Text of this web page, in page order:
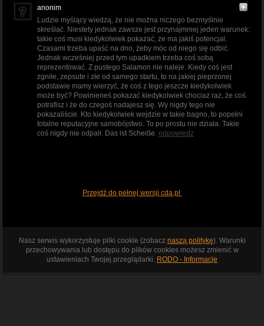
anonim
Ludzie myślący wiedzą, że nie można niczego bezmyślnie
skreślać. Niestety jednak zawsze jest przynajmniej jeden warunek:
takie coś musi kiedykolwiek pokazać, że ma jakiś potencjał.
Czasami trzeba upaść na dno, żeby móc od niego się odbić.
Jednak wcześniej przed tym upadkiem trzeba coś sobą
reprezentować. Z pustego Salamon nie naleje. Kiedy coś jest
zgniłe, zepsute i złe od samego startu, to na jakiej pieprzonej
podstawie mamy wierzyć, że coś z tego jeszcze kiedykolwiek
może być? Powinieneś pokazać kiedykolwiek chociaż raz, że coś
potrafisz i że do czegoś nadajesz się. Wy nigdy tego nie
pokazaliście. Kto kiedykolwiek wejdzie w takie bagno, to popełni
totalne reputacyjne samobójstwo. To po prostu nie działa. Takie
coś nigdy nie odpali. Das ist Scheiße. odpowiedz
Przejdź do pełnej wersji cda.pl
Nasz serwis wykorzystuje pliki cookie (zobacz naszą politykę). Warunki
przechowywania lub dostępu do plików cookies możesz zmienić w
ustawieniach Twojej przeglądarki. RODO - Informacje